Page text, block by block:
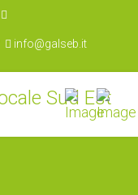
info@galseb.it